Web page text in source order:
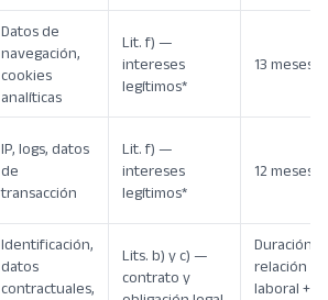
Datos de
navegación,
cookies
analíticas
Lit. f) —
intereses
legítimos*
13 meses
IP, logs, datos
de
transacción
Lit. f) —
intereses
legítimos*
12 meses
Identificación,
datos
contractuales,
Lits. b) y c) —
contrato y
Duración
relación
laboral +